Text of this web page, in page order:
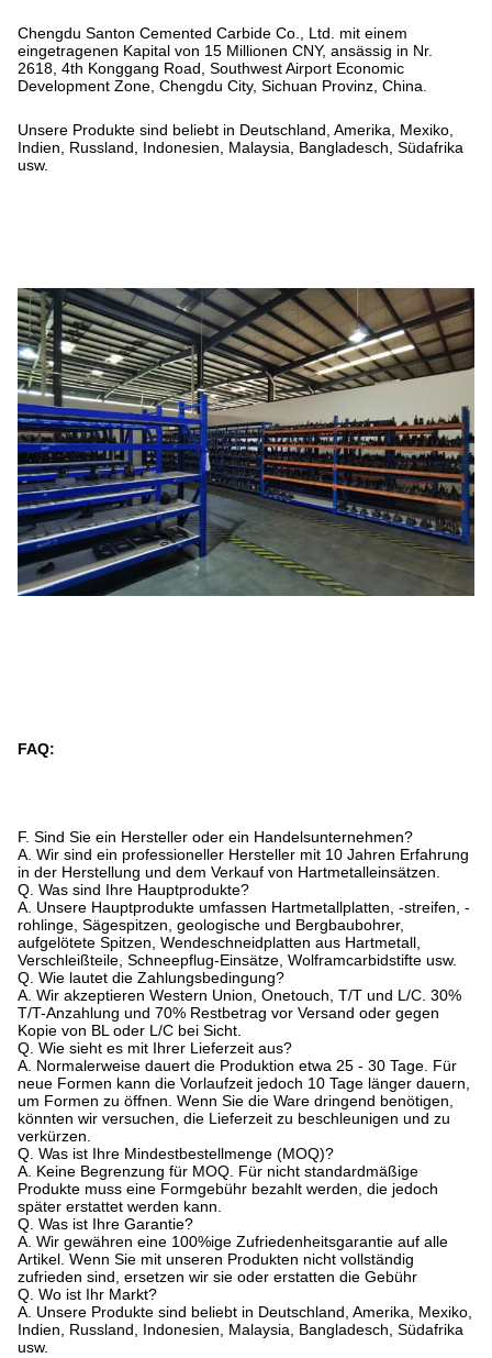
Chengdu Santon Cemented Carbide Co., Ltd. mit einem
eingetragenen Kapital von 15 Millionen CNY, ansässig in Nr.
2618, 4th Konggang Road, Southwest Airport Economic
Development Zone, Chengdu City, Sichuan Provinz, China.
Unsere Produkte sind beliebt in Deutschland, Amerika, Mexiko,
Indien, Russland, Indonesien, Malaysia, Bangladesch, Südafrika
usw.
FAQ:
F. Sind Sie ein Hersteller oder ein Handelsunternehmen?
A. Wir sind ein professioneller Hersteller mit 10 Jahren Erfahrung
in der Herstellung und dem Verkauf von Hartmetalleinsätzen.
Q. Was sind Ihre Hauptprodukte?
A. Unsere Hauptprodukte umfassen Hartmetallplatten, -streifen, -
rohlinge, Sägespitzen, geologische und Bergbaubohrer,
aufgelötete Spitzen, Wendeschneidplatten aus Hartmetall,
Verschleißteile, Schneepflug-Einsätze, Wolframcarbidstifte usw.
Q. Wie lautet die Zahlungsbedingung?
A. Wir akzeptieren Western Union, Onetouch, T/T und L/C. 30%
T/T-Anzahlung und 70% Restbetrag vor Versand oder gegen
Kopie von BL oder L/C bei Sicht.
Q. Wie sieht es mit Ihrer Lieferzeit aus?
A. Normalerweise dauert die Produktion etwa 25 - 30 Tage. Für
neue Formen kann die Vorlaufzeit jedoch 10 Tage länger dauern,
um Formen zu öffnen. Wenn Sie die Ware dringend benötigen,
könnten wir versuchen, die Lieferzeit zu beschleunigen und zu
verkürzen.
Q. Was ist Ihre Mindestbestellmenge (MOQ)?
A. Keine Begrenzung für MOQ. Für nicht standardmäßige
Produkte muss eine Formgebühr bezahlt werden, die jedoch
später erstattet werden kann.
Q. Was ist Ihre Garantie?
A. Wir gewähren eine 100%ige Zufriedenheitsgarantie auf alle
Artikel. Wenn Sie mit unseren Produkten nicht vollständig
zufrieden sind, ersetzen wir sie oder erstatten die Gebühr
Q. Wo ist Ihr Markt?
A. Unsere Produkte sind beliebt in Deutschland, Amerika, Mexiko,
Indien, Russland, Indonesien, Malaysia, Bangladesch, Südafrika
usw.